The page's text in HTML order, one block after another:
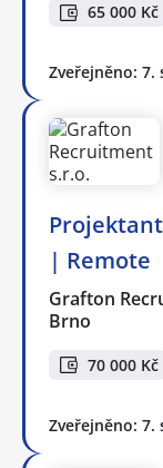
65 000 Kč
Zveřejněno: 7.
| Remote
Grafton
Brno
70 000 Kč
Zveřejněno: 7.